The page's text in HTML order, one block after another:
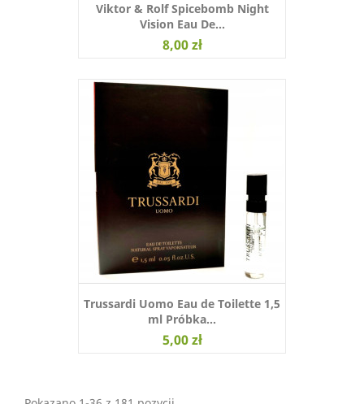
Viktor & Rolf Spicebomb Night
Vision Eau De...
8,00 zł
Trussardi Uomo Eau de Toilette 1,5
ml Próbka...
5,00 zł